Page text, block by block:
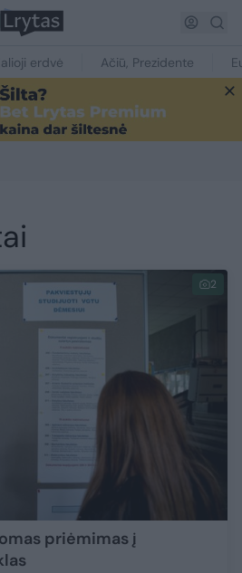
erdvė Ačiū, Prezidente
2
priėmimas į